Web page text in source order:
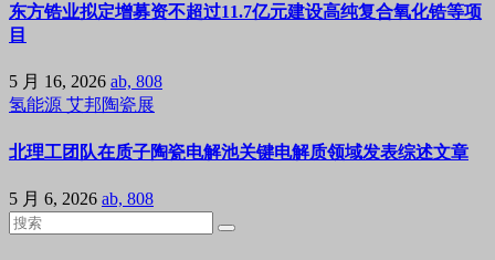
东方锆业拟定增募资不超过11.7亿元建设高纯复合氧化锆等项
目
5 月 16, 2026 ab, 808
氢能源 艾邦陶瓷展
北理工团队在质子陶瓷电解池关键电解质领域发表综述文章
5 月 6, 2026 ab, 808